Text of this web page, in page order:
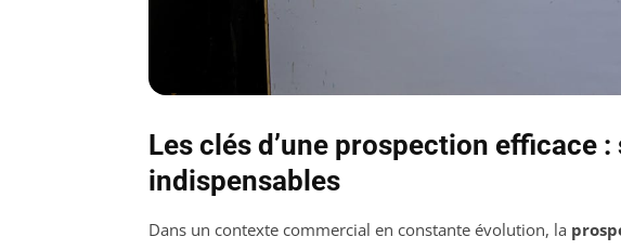
Les clés d’une prospection efficace
indispensables
Dans un contexte commercial en constante évolution, la